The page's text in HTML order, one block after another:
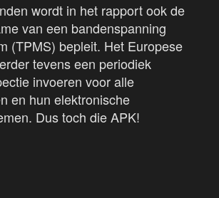
wordt in het rapport ook de
van een bandenspanning
(TPMS) bepleit. Het Europese
tevens een periodiek
invoeren voor alle
en hun elektronische
Dus toch die APK!